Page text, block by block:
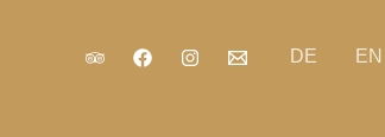
DE EN